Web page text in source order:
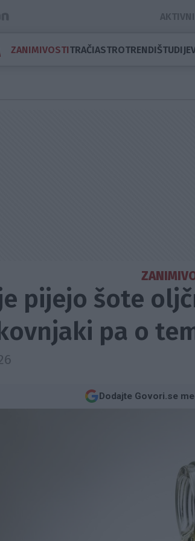
AKTIVNI
ZANIMIVOSTITRAČIASTROTRENDIŠTUDIJE
pijejo šote
pa o
Dodajte Govori.se